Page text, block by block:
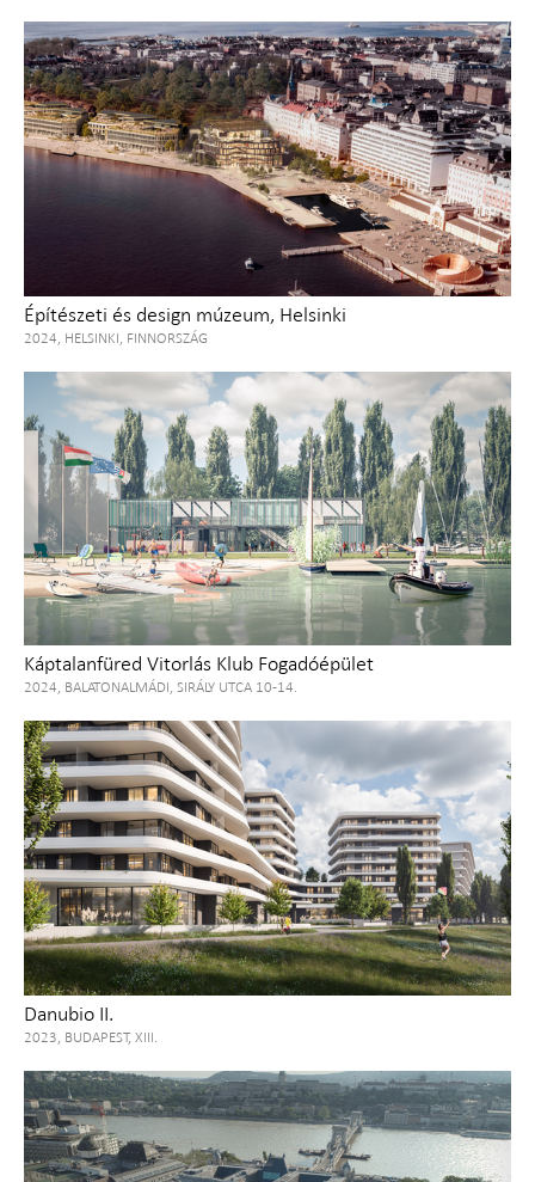
Építészeti és design múzeum, Helsinki
2024, HELSINKI, FINNORSZÁG
Káptalanfüred Vitorlás Klub Fogadóépület
2024, BALATONALMÁDI, SIRÁLY UTCA 10-14.
Danubio II.
2023, BUDAPEST, XIII.